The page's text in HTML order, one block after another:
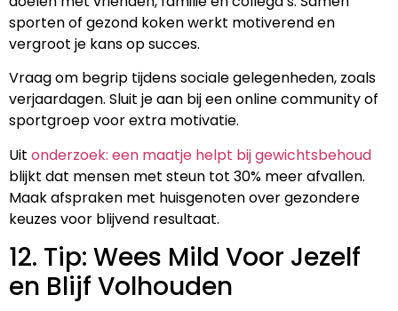
sporten of gezond koken werkt motiverend en
vergroot je kans op succes.
Vraag om begrip tijdens sociale gelegenheden, zoals
verjaardagen. Sluit je aan bij een online community of
sportgroep voor extra motivatie.
Uit onderzoek: een maatje helpt bij gewichtsbehoud
blijkt dat mensen met steun tot 30% meer afvallen.
Maak afspraken met huisgenoten over gezondere
keuzes voor blijvend resultaat.
12. Tip: Wees Mild Voor Jezelf
en Blijf Volhouden